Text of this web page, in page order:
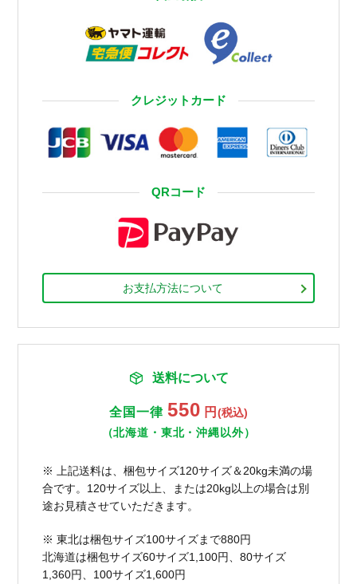
クレジットカード
QRコード
お支払方法について
送料について
全国一律 550 円 (税込)
（北海道・東北・沖縄以外）
※ 上記送料は、梱包サイズ120サイズ＆20kg未満の場
合です。120サイズ以上、または20kg以上の場合は別
途お見積させていただきます。
※ 東北は梱包サイズ100サイズまで880円
北海道は梱包サイズ60サイズ1,100円、80サイズ
1,360円、100サイズ1,600円